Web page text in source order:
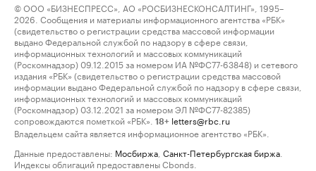
© ООО «БИЗНЕСПРЕСС», АО «РОСБИЗНЕСКОНСАЛТИНГ», 1995–
2026. Сообщения и материалы информационного агентства «РБК»
(свидетельство о регистрации средства массовой информации
выдано Федеральной службой по надзору в сфере связи,
информационных технологий и массовых коммуникаций
(Роскомнадзор) 09.12.2015 за номером ИА №ФС77-63848) и сетевого
издания «РБК» (свидетельство о регистрации средства массовой
информации выдано Федеральной службой по надзору в сфере связи,
информационных технологий и массовых коммуникаций
(Роскомнадзор) 03.12.2021 за номером ЭЛ №ФС77-82385)
сопровождаются пометкой «РБК».
18+ letters@rbc.ru
Владельцем сайта является информационное агентство «РБК».
Данные предоставлены: Мосбиржа Санкт-Петербургская биржа
Индексы облигаций предоставлены Cbonds.